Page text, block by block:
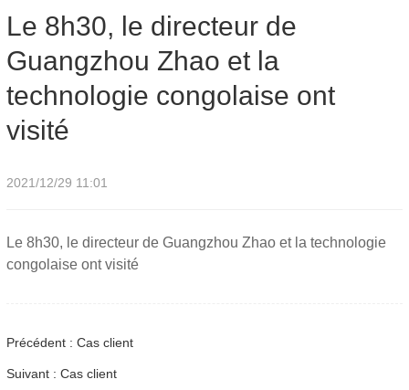
technologie congolaise ont visité
Le 8h30, le directeur de
Guangzhou Zhao et la
technologie congolaise ont
visité
2021/12/29 11:01
Le 8h30, le directeur de Guangzhou Zhao et la technologie
congolaise ont visité
Précédent : Cas client
Suivant : Cas client